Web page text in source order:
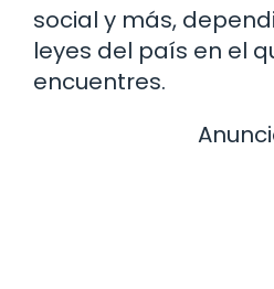
social y más,
leyes del país en el
encuentres.